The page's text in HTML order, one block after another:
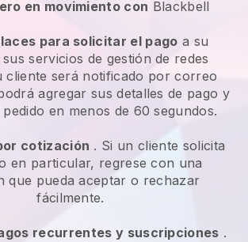
en movimiento con Blackbell
para solicitar el pago a su
susservicios de gestión de redes
cliente será notificado por correo
agregar sus detalles de pago y
en menos de 60 segundos.
cotización . Si un cliente solicita
en particular, regrese con una
que pueda aceptar o rechazar
fácilmente.
recurrentes y suscripciones .